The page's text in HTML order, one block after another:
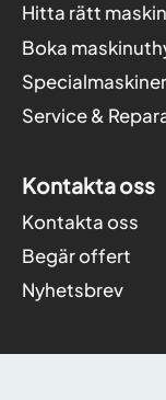
Hitta rätt maskin
Boka
Specialmaskiner
Service &
Kontakta oss
Kontakta oss
Begär offert
Nyhetsbrev